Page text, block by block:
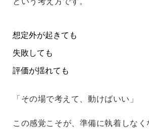
想定外が起きても
失敗しても
評価が揺れても
「その場で考えて、動けばいい」
この感覚こそが、準備に執着しな